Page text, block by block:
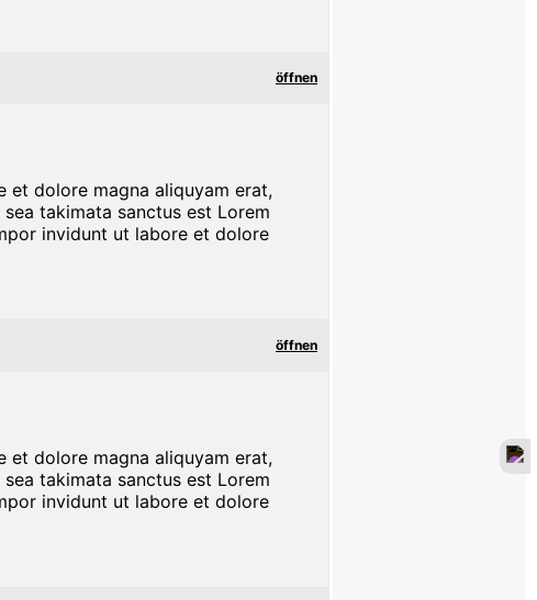
öffnen
et dolore magna aliquyam erat,
takimata sanctus est Lorem
invidunt ut labore et dolore
öffnen
et dolore magna aliquyam erat,
takimata sanctus est Lorem
invidunt ut labore et dolore